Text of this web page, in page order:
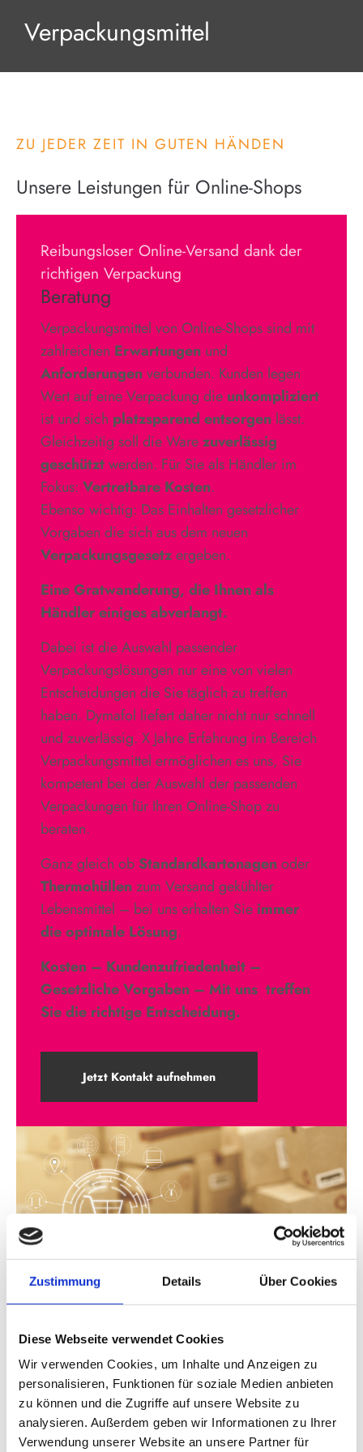
Zustimmung Details Über Cookies
Diese Webseite verwendet Cookies
Wir verwenden Cookies, um Inhalte und Anzeigen zu
personalisieren, Funktionen für soziale Medien anbieten
zu können und die Zugriffe auf unsere Website zu
analysieren. Außerdem geben wir Informationen zu Ihrer
Verwendung unserer Website an unsere Partner für
Verpackungsmittel
ZU JEDER ZEIT IN GUTEN HÄNDEN
Unsere Leistungen für Online-Shops
Reibungsloser Online-Versand dank der
richtigen Verpackung
Beratung
Verpackungsmittel von Online-Shops sind mit
zahlreichen Erwartungen und
Anforderungenverbunden. Kunden legen
Wert auf eine Verpackung die unkompliziert
ist und sich platzsparend entsorgen lässt.
Gleichzeitig soll die Warezuverlässig
geschütztwerden. Für Sie als Händler im
Fokus: Vertretbare Kosten.
Ebenso wichtig: Das Einhalten gesetzlicher
Vorgaben die sich aus dem neuen
Verpackungsgesetzergeben.
Eine Gratwanderung, die Ihnen als
Händler einiges abverlangt.
Dabei ist die Auswahl passender
Verpackungslösungen nur eine von vielen
Entscheidungen die Sie täglich zu treffen
haben. Dymafol liefert daher nicht nur schnell
und zuverlässig. X Jahre Erfahrung im Bereich
Verpackungsmittel ermöglichen es uns, Sie
kompetent bei der Auswahl der passenden
Verpackungen für Ihren Online-Shop zu
beraten.
Ganz gleich obStandardkartonagenoder
Thermohüllenzum Versand gekühlter
Lebensmittel – bei uns erhalten Sie immer
die optimale Lösung.
Kosten – Kundenzufriedenheit –
Gesetzliche Vorgaben – Mit uns treffen
Sie die richtige Entscheidung.
Jetzt Kontakt aufnehmen
Schwerpunkt Verpackungsgesetz
Das neue Verpackungsgesetz ist in Kraft